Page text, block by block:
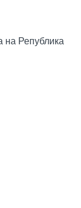
Република